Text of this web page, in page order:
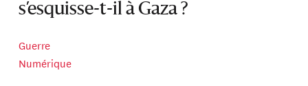
s’esquisse-t-il à Gaza ?
Guerre
Numérique